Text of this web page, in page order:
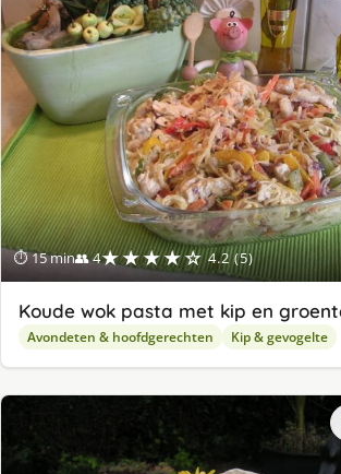
⏱ 15 min👥 4★★★★☆ 4.2 (5)
Koude wok pasta met kip en
Avondeten & hoofdgerechten Kip & gevogelte